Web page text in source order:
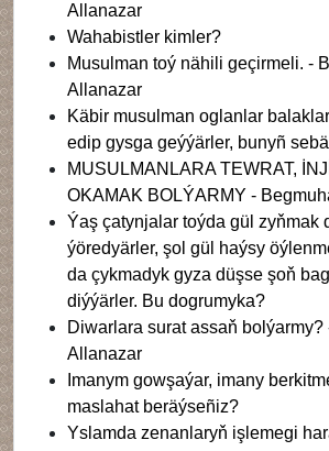
Allanazar
Wahabistler kimler?
Musulman toý nähili geçirmeli. -
Allanazar
Käbir musulman oglanlar
edip gysga geýýärler, bunyñ
MUSULMANLARA TEWRAT,
OKAMAK BOLÝARMY -
Ýaş çatynjalar toýda gül zyňmak
ýöredyärler, şol gül haýsy
da çykmadyk gyza düşse şoň
diýýärler. Bu dogrumyka?
Diwarlara surat assaň bolýarmy?
Allanazar
Imanym gowşaýar, imany
maslahat beräýseñiz?
Yslamda zenanlaryň işlemegi